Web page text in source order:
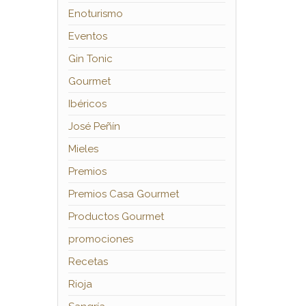
Enoturismo
Eventos
Gin Tonic
Gourmet
Ibéricos
José Peñín
Mieles
Premios
Premios Casa Gourmet
Productos Gourmet
promociones
Recetas
Rioja